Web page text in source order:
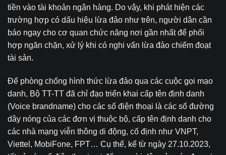
tiền vào tài khoản ngân hàng. Do vậy, khi phát hiện các
trường hợp có dấu hiệu lừa đảo như trên, người dân cần
báo ngay cho cơ quan chức năng nơi gần nhất để phối
hợp ngăn chặn, xử lý khi có nghi vấn lừa đảo chiếm đoạt
tài sản.
Để phòng chống hình thức lừa đảo qua các cuộc gọi mạo
danh, Bộ TT-TT đã chỉ đạo triển khai cấp tên định danh
(Voice brandname) cho các số điện thoại là các số đường
dây nóng của các đơn vị thuộc bộ, cấp tên định danh cho
các nhà mạng viễn thông di động, cố định như VNPT,
Viettel, MobiFone, FPT… Cụ thể, kể từ ngày 27.10.2023,